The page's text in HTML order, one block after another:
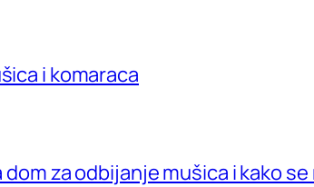
i komaraca
dom za odbijanje mušica i kako